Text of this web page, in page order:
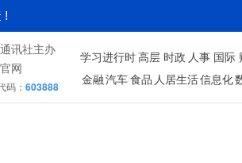
讯社主办
网
码： 603888
学习进行时 高层 时政 人事 国际
金融 汽车 食品 人居生活信息化